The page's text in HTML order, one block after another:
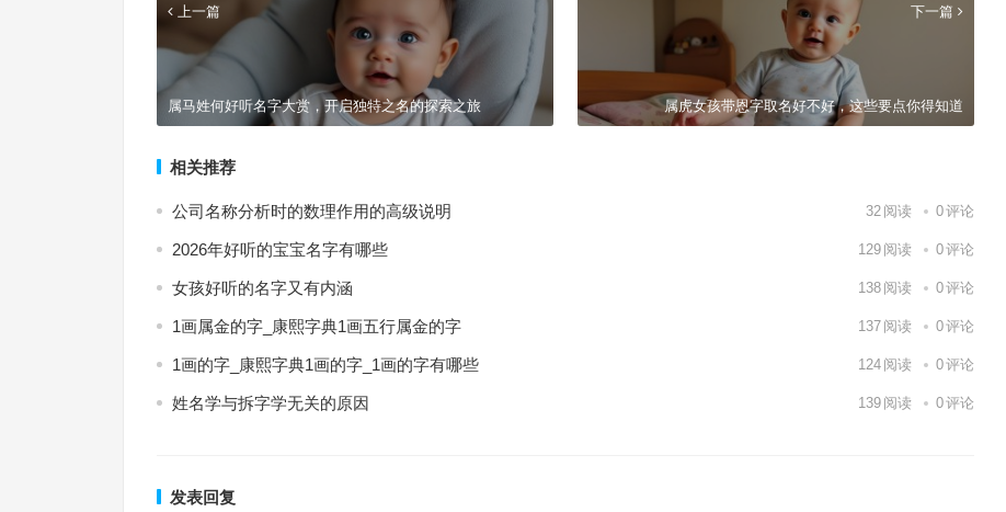
上一篇
属马姓何好听名字大赏，开启独特之名的探索之旅
下一篇
属虎女孩带恩字取名好不好，这些要点你得知道
相关推荐
公司名称分析时的数理作用的高级说明 32 阅读 0评论
2026年好听的宝宝名字有哪些 129 阅读 0评论
女孩好听的名字又有内涵 138 阅读 0评论
1画属金的字_康熙字典1画五行属金的字 137 阅读 0评论
1画的字_康熙字典1画的字_1画的字有哪些 124 阅读 0评论
姓名学与拆字学无关的原因 139 阅读 0评论
发表回复